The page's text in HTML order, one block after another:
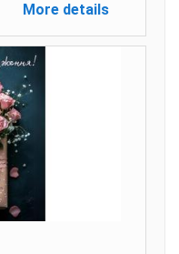
More details